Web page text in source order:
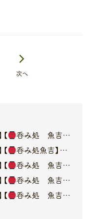
次へ
呑み処 魚吉】オーナーブログ
呑み処魚吉】オーナーブログ
呑み処 魚吉】オーナーブログ
呑み処 魚吉】オーナーブログ
呑み処 魚吉】オーナーブログ